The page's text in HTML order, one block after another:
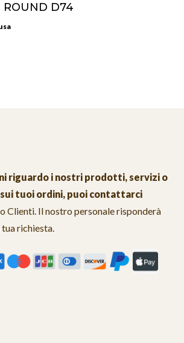
ROUND D74
riguardo i nostri prodotti, servizi o
tuoi ordini, puoi contattarci
Clienti. Il nostro personale risponderà
richiesta.